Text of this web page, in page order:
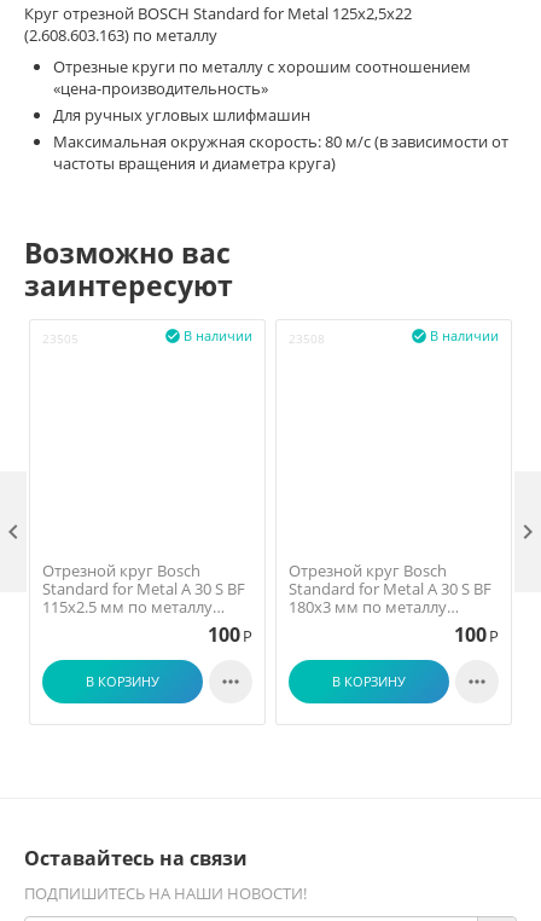
Круг отрезной BOSCH Standard for Metal 125x2,5x22
(2.608.603.163) по металлу
Отрезные круги по металлу с хорошим соотношением
«цена-производительность»
Для ручных угловых шлифмашин
Максимальная окружная скорость: 80 м/с (в зависимости от
частоты вращения и диаметра круга)
Возможно вас
заинтересуют
23505 В наличии

Отрезной круг Bosch
Standard for Metal A 30 S BF
115х2.5 мм по металлу
100 Р
В КОРЗИНУ 
23508 В наличии

Отрезной круг Bosch
Standard for Metal A 30 S BF
180х3 мм по металлу
100 Р
В КОРЗИНУ 
 
Оставайтесь на связи
ПОДПИШИТЕСЬ НА НАШИ НОВОСТИ!